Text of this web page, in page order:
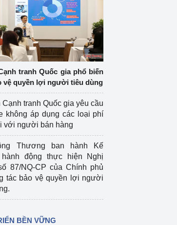
tranh Quốc gia phổ biến
vệ quyền lợi người tiêu dùng
Cạnh tranh Quốc gia yêu cầu
không áp dụng các loại phí
với người bán hàng
Thương ban hành Kế
hành động thực hiện Nghị
87/NQ-CP của Chính phủ
tác bảo vệ quyền lợi người
BỀN VỮNG